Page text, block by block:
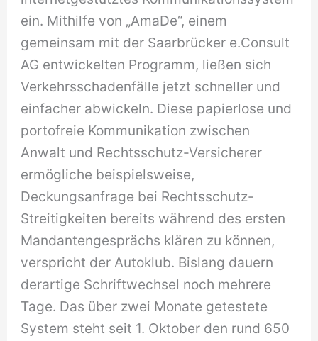
ein. Mithilfe von „AmaDe“, einem
gemeinsam mit der Saarbrücker e.Consult
AG entwickelten Programm, ließen sich
Verkehrsschadenfälle jetzt schneller und
einfacher abwickeln. Diese papierlose und
portofreie Kommunikation zwischen
Anwalt und Rechtsschutz-Versicherer
ermögliche beispielsweise,
Deckungsanfrage bei Rechtsschutz-
Streitigkeiten bereits während des ersten
Mandantengesprächs klären zu können,
verspricht der Autoklub. Bislang dauern
derartige Schriftwechsel noch mehrere
Tage. Das über zwei Monate getestete
System steht seit 1. Oktober den rund 650